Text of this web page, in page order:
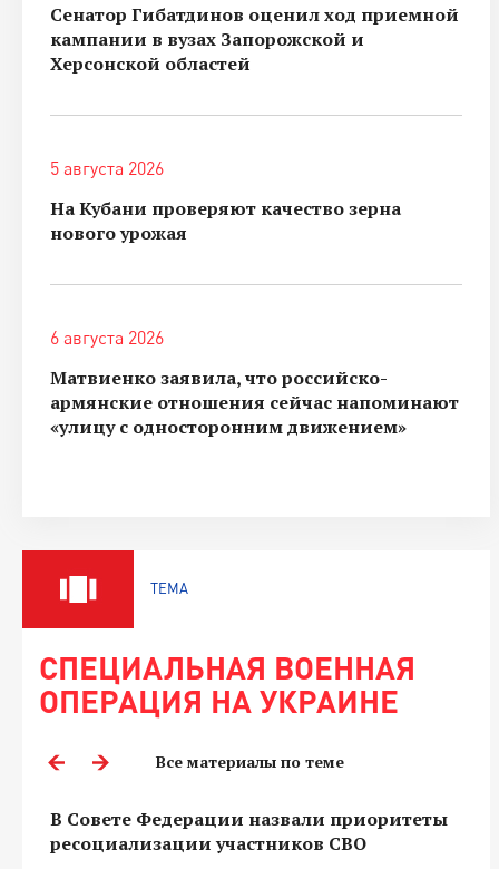
Сенатор Гибатдинов оценил ход приемной
кампании в вузах Запорожской и
Херсонской областей
5 августа 2026
На Кубани проверяют качество зерна
нового урожая
6 августа 2026
Матвиенко заявила, что российско-
армянские отношения сейчас напоминают
«улицу с односторонним движением»
ТЕМА
СПЕЦИАЛЬНАЯ ВОЕННАЯ
ОПЕРАЦИЯ НА УКРАИНЕ
Все материалы по теме
В Совете Федерации назвали приоритеты
ресоциализации участников СВО